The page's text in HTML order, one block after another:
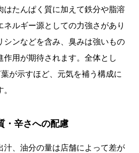
はたんぱく質に加えて鉄分や脂溶
ネルギー源としての力強さがあり
シンなどを含み、臭みは強いもの
作用が期待されます。全体とし
が示すほど、元気を補う構成に
・辛さへの配慮
汁、油分の量は店舗によって差が